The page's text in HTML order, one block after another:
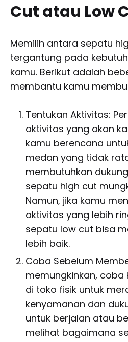
Cut atau Low
Memilih antara sepatu
tergantung pada
kamu. Berikut adalah
membantu kamu
Tentukan Aktivitas:
aktivitas yang akan
kamu berencana
medan yang tidak
membutuhkan
sepatu high cut
Namun, jika kamu
aktivitas yang lebih
sepatu low cut bisa
lebih baik.
Coba Sebelum
memungkinkan, coba
di toko fisik untuk
kenyamanan dan
untuk berjalan atau
melihat bagaimana